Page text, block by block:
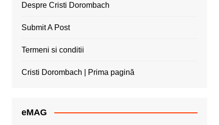
Despre Cristi Dorombach
Submit A Post
Termeni si conditii
Cristi Dorombach | Prima pagină
eMAG